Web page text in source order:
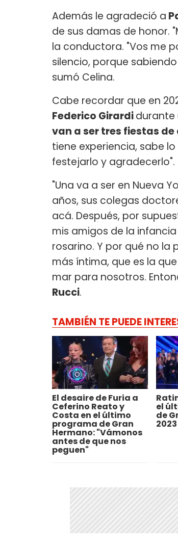
Además le agradeció a
de sus damas de honor.
la conductora. "Vos me
silencio, porque
sumó Celina.
Cabe recordar que en
Federico Girardidurante
van a ser tres fiestas
tiene experiencia, sabe
festejarlo y agradecerlo".
"Una va a ser en Nueva
años, sus colegas
acá. Después, por
mis amigos de la
rosarino. Y por qué no la
más íntima, que es la
mar para nosotros.
Rucci.
TAMBIÉN TE PUEDE
El desaire de Furia a
Ceferino Reato y
Costa en el último
programa de Gran
Hermano: "Vámonos
antes de que nos
peguen"
el
de